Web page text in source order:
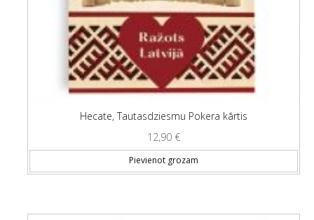
Hecate, Tautasdziesmu Pokera kārtis
12,90 €
Pievienot grozam